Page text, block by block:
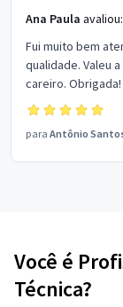
Ana Paula avaliou:
Fui muito bem
qualidade. Valeu
careiro. Obrigada!
para Antônio
Você é
Técnica?